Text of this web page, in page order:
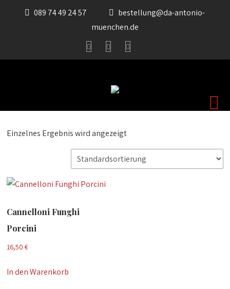
089 74 49 24 57
bestellung@da-antonio-
muenchen.de
Einzelnes Ergebnis wird angezeigt
Cannelloni Funghi
Porcini
16,50€
In den Warenkorb